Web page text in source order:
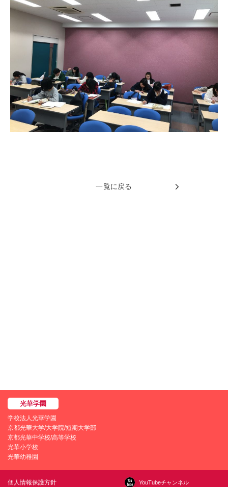
一覧に戻る
学校法人光華学園
京都光華大学/大学院/短期大学部
京都光華中学校/高等学校
光華小学校
光華幼稚園
個人情報保護方針 YouTubeチャンネル